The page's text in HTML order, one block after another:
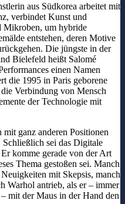
aus Südkorea arbeitet mit
verbindet Kunst und
Mikroben, um hybride
entstehen, deren Motive
Die jüngste in der
Bielefeld heißt Salomé
einen Namen
die 1995 in Paris geborene
Verbindung von Mensch
der Technologie mit
ganz anderen Positionen
sei das Digitale
komme gerade von der Art
Thema gestoßen sei. Manch
mit Skepsis, manch
Warhol antrieb, als er – immer
mit der Maus in der Hand den